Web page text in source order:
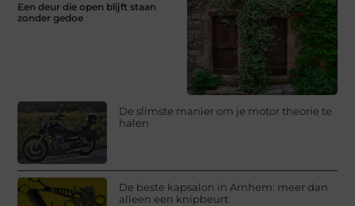
Een deur die open blijft staan
zonder gedoe
De slimste manier om je motor theorie te
halen
De beste kapsalon in Arnhem: meer dan
alleen een knipbeurt